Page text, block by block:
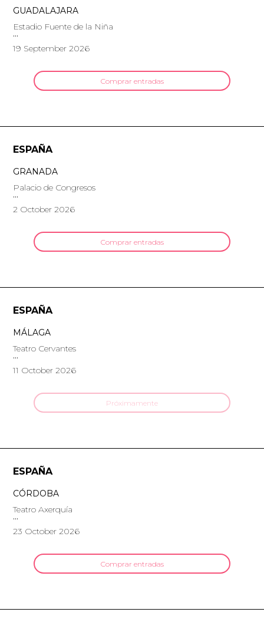
GUADALAJARA
Estadio Fuente de la Niña
19 September 2026
Comprar entradas
ESPAÑA
GRANADA
Palacio de Congresos
2 October 2026
Comprar entradas
ESPAÑA
MÁLAGA
Teatro Cervantes
11 October 2026
Próximamente
ESPAÑA
CÓRDOBA
Teatro Axerquía
23 October 2026
Comprar entradas